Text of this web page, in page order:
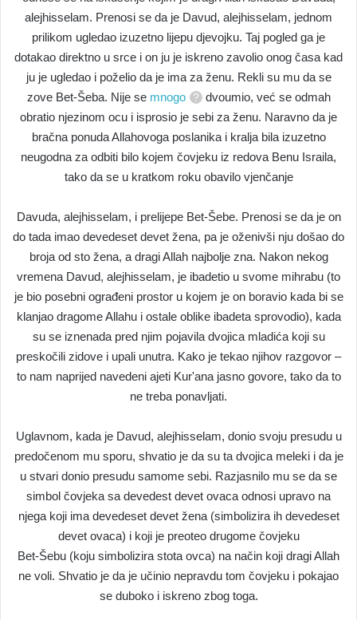
alejhisselam. Prenosi se da je Davud, alejhisselam, jednom
prilikom ugledao izuzetno lijepu djevojku. Taj pogled ga je
dotakao direktno u srce i on ju je iskreno zavolio onog časa kad
ju je ugledao i poželio da je ima za ženu. Rekli su mu da se
zove Bet-Šeba. Nije se mnogo
dvoumio, već se odmah
obratio njezinom ocu i isprosio je sebi za ženu. Naravno da je
bračna ponuda Allahovoga poslanika i kralja bila izuzetno
neugodna za odbiti bilo kojem čovjeku iz redova Benu Israila,
tako da se u kratkom roku obavilo vjenčanje
Davuda, alejhisselam, i prelijepe Bet-Šebe. Prenosi se da je on
do tada imao devedeset devet žena, pa je oženivši nju došao do
broja od sto žena, a dragi Allah najbolje zna. Nakon nekog
vremena Davud, alejhisselam, je ibadetio u svome mihrabu (to
je bio posebni ograđeni prostor u kojem je on boravio kada bi se
klanjao dragome Allahu i ostale oblike ibadeta sprovodio), kada
su se iznenada pred njim pojavila dvojica mladića koji su
preskočili zidove i upali unutra. Kako je tekao njihov razgovor –
to nam naprijed navedeni ajeti Kur'ana jasno govore, tako da to
ne treba ponavljati.
Uglavnom, kada je Davud, alejhisselam, donio svoju presudu u
predočenom mu sporu, shvatio je da su ta dvojica meleki i da je
u stvari donio presudu samome sebi. Razjasnilo mu se da se
simbol čovjeka sa devedest devet ovaca odnosi upravo na
njega koji ima devedeset devet žena (simbolizira ih devedeset
devet ovaca) i koji je preoteo drugome čovjeku
Bet-Šebu (koju simbolizira stota ovca) na način koji dragi Allah
ne voli. Shvatio je da je učinio nepravdu tom čovjeku i pokajao
se duboko i iskreno zbog toga.